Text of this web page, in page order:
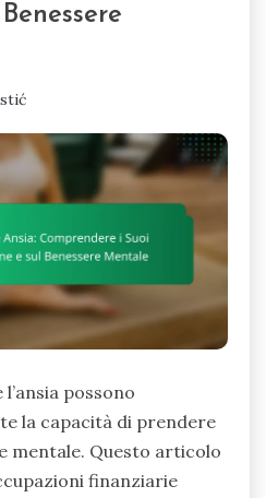
possono
la capacità di prendere
mentale. Questo articolo
finanziarie